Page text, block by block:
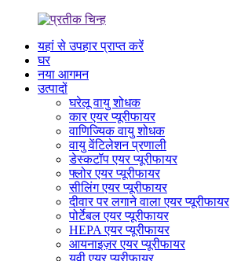
यहां से उपहार प्राप्त करें
घर
नया आगमन
उत्पादों
घरेलू वायु शोधक
कार एयर प्यूरीफायर
वाणिज्यिक वायु शोधक
वायु वेंटिलेशन प्रणाली
डेस्कटॉप एयर प्यूरीफायर
फ्लोर एयर प्यूरीफायर
सीलिंग एयर प्यूरीफायर
दीवार पर लगाने वाला एयर प्यूरीफायर
पोर्टेबल एयर प्यूरीफायर
HEPA एयर प्यूरीफायर
आयनाइज़र एयर प्यूरीफायर
यूवी एयर प्यूरीफायर